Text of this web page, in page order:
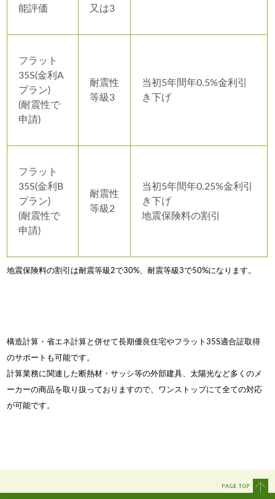
能評価
又は3
フラット
35S(金利A
プラン)
(耐震性で
申請)
耐震性
等級3
当初5年間年0.5%金利引
き下げ
フラット
35S(金利B
プラン)
(耐震性で
申請)
耐震性
等級2
当初5年間年0.25%金利引
き下げ
地震保険料の割引
地震保険料の割引は耐震等級2で30%、耐震等級3で50%になります。
構造計算・省エネ計算と併せて長期優良住宅やフラット35S適合証取得
のサポートも可能です。
計算業務に関連した断熱材・サッシ等の外部建具、太陽光など多くのメ
ーカーの商品を取り扱っておりますので、ワンストップにて全ての対応
が可能です。